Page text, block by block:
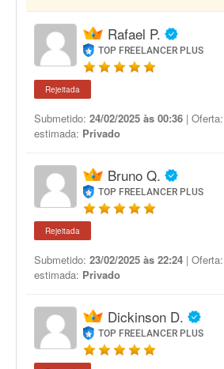
Rafael P.
TOP FREELANCER PLUS
Rejeitada
Submetido: 24/02/2025 às 00:36 | Oferta:
estimada: Privado
Bruno Q.
TOP FREELANCER PLUS
Rejeitada
Submetido: 23/02/2025 às 22:24 | Oferta:
estimada: Privado
Dickinson D.
TOP FREELANCER PLUS